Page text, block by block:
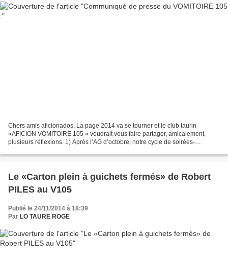
Chers amis aficionados, La page 2014 va se tourner et le club taurin
«AFICION VOMITOIRE 105 » voudrait vous faire partager, amicalement,
plusieurs réflexions. 1) Après l’AG d’octobre, notre cycle de soirées-
Le «Carton plein à guichets fermés» de Robert
PILES au V105
Publié le 24/11/2014 à 18:39
Par LO TAURE ROGE